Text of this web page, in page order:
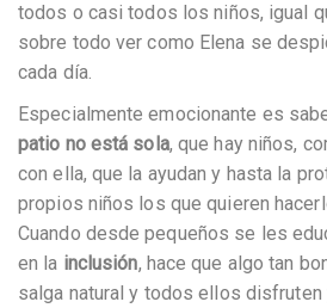
todos o casi todos los niños, igual
sobre todo ver como Elena se
cada día.
Especialmente emocionante es
patio no está sola, que hay niños,
con ella, que la ayudan y hasta la
propios niños los que quieren
Cuando desde pequeños se les
en la inclusión, hace que algo tan
salga natural y todos ellos disfruten